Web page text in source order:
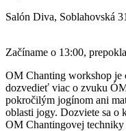
Salón Diva, Soblahovská
Začíname o 13:00,
OM Chanting workshop je
dozvedieť viac o zvuku
pokročilým jogínom ani
oblasti jogy. Dozviete sa o
OM Chantingovej